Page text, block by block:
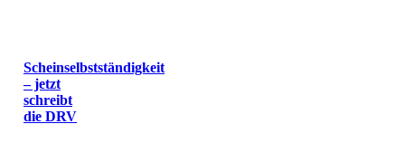
Scheinselbstständigkeit
– jetzt
schreibt
die DRV